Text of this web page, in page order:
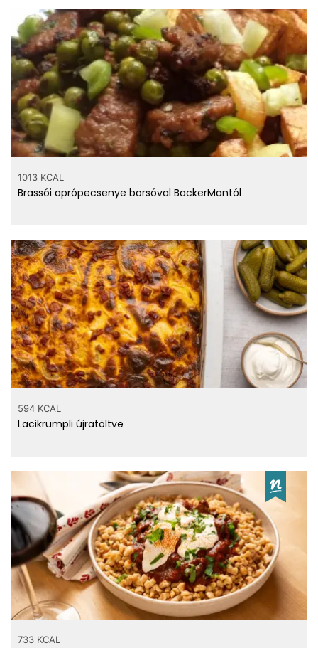
1013 KCAL
Brassói aprópecsenye borsóval BackerMantól
594 KCAL
Lacikrumpli újratöltve
733 KCAL